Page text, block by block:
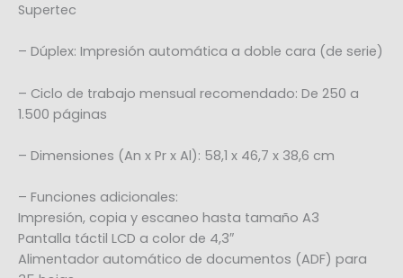
Supertec
– Dúplex: Impresión automática a doble cara (de serie)
– Ciclo de trabajo mensual recomendado: De 250 a
1.500 páginas
– Dimensiones (An x Pr x Al): 58,1 x 46,7 x 38,6 cm
– Funciones adicionales:
Impresión, copia y escaneo hasta tamaño A3
Pantalla táctil LCD a color de 4,3″
Alimentador automático de documentos (ADF) para